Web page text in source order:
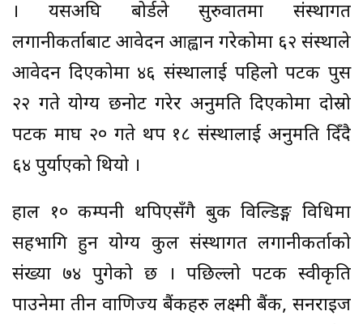
। यसअघि बोर्डले सुरुवातमा संस्थागत
लगानीकर्ताबाट आवेदन आह्वान गरेकोमा ६२ संस्थाले
आवेदन दिएकोमा ४६ संस्थालाई पहिलो पटक पुस
२२ गते योग्य छनोट गरेर अनुमति दिएकोमा दोस्रो
पटक माघ २० गते थप १८ संस्थालाई अनुमति दिँदै
६४ पुर्याएको थियो ।
हाल १० कम्पनी थपिएसँगै बुक विल्डिङ्ग विधिमा
सहभागि हुन योग्य कुल संस्थागत लगानीकर्ताको
संख्या ७४ पुगेको छ । पछिल्लो पटक स्वीकृति
पाउनेमा तीन वाणिज्य बैंकहरु लक्ष्मी बैंक, सनराइज